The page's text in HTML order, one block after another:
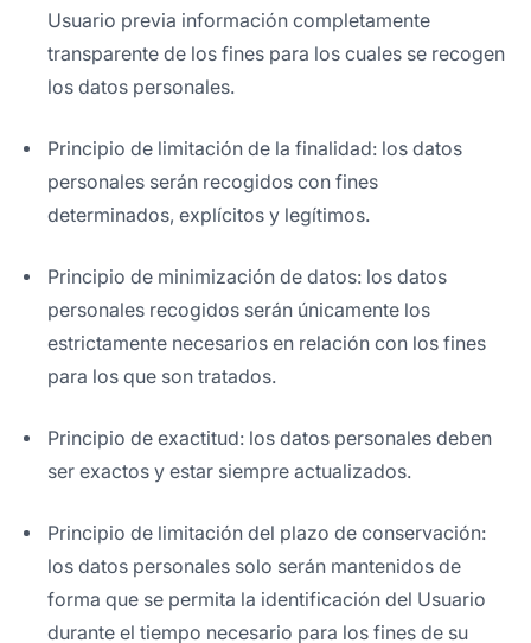
Usuario previa información completamente
transparente de los fines para los cuales se recogen
los datos personales.
Principio de limitación de la finalidad: los datos
personales serán recogidos con fines
determinados, explícitos y legítimos.
Principio de minimización de datos: los datos
personales recogidos serán únicamente los
estrictamente necesarios en relación con los fines
para los que son tratados.
Principio de exactitud: los datos personales deben
ser exactos y estar siempre actualizados.
Principio de limitación del plazo de conservación:
los datos personales solo serán mantenidos de
forma que se permita la identificación del Usuario
durante el tiempo necesario para los fines de su